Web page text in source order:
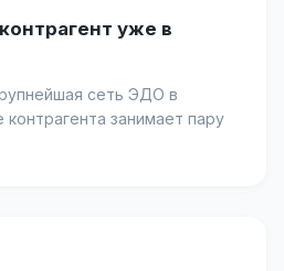
уже в
сеть ЭДО в
занимает пару